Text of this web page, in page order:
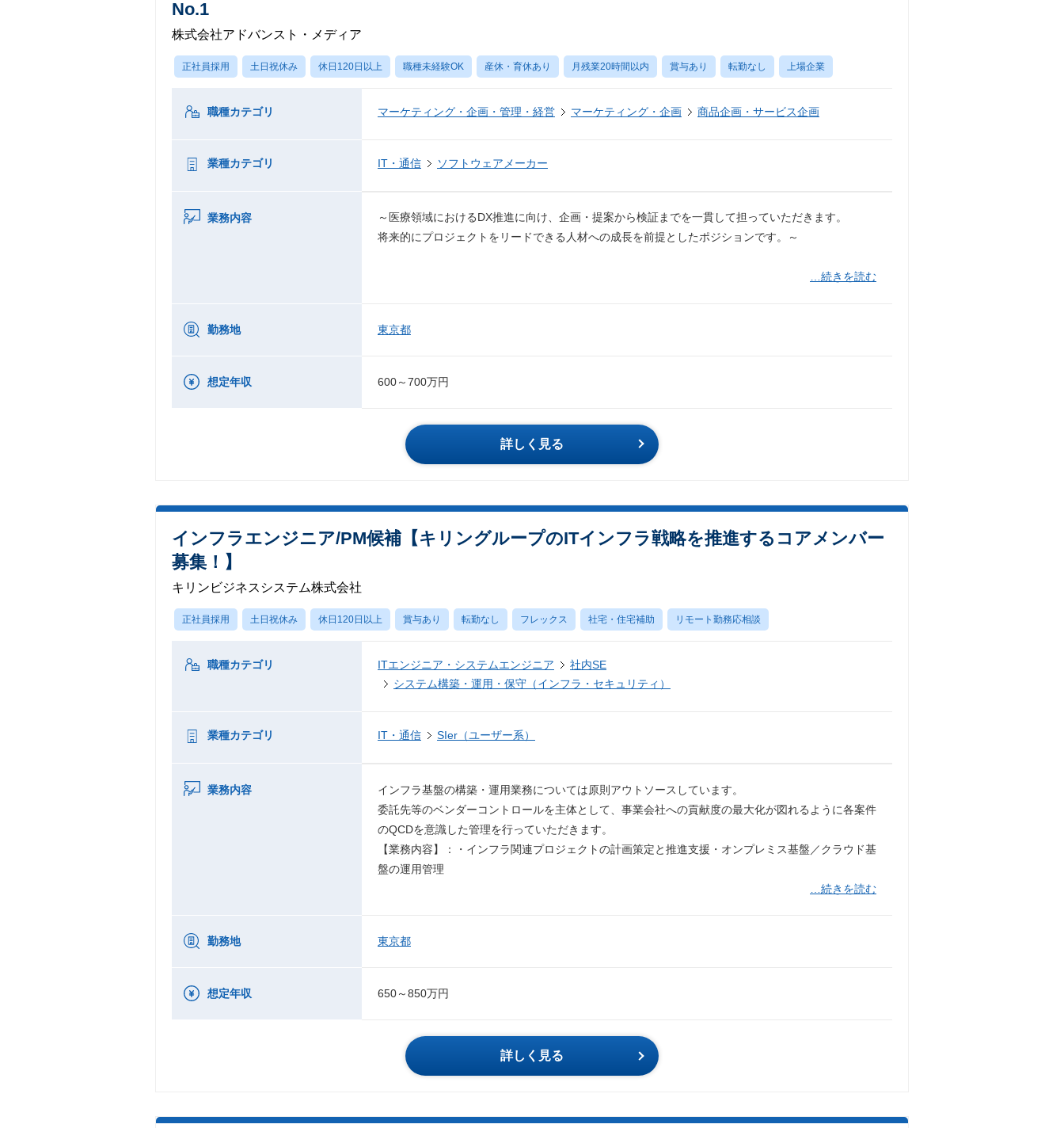
No.1
株式会社アドバンスト・メディア
正社員採用 土日祝休み 休日120日以上 職種未経験OK 産休・育休あり 月残業20時間以内 賞与あり 転勤なし 上場企業
職種カテゴリ マーケティング・企画・管理・経営 マーケティング・企画 商品企画・サービス企画
業種カテゴリ IT・通信 ソフトウェアメーカー
業務内容
～医療領域におけるDX推進に向け、企画・提案から検証までを一貫して担っていただきます。
将来的にプロジェクトをリードできる人材への成長を前提としたポジションです。～
…続きを読む
勤務地 東京都
想定年収 600～700万円
詳しく見る
インフラエンジニア/PM候補【キリングループのITインフラ戦略を推進するコアメンバー
募集！】
キリンビジネスシステム株式会社
正社員採用 土日祝休み 休日120日以上 賞与あり 転勤なし フレックス 社宅・住宅補助 リモート勤務応相談
職種カテゴリ ITエンジニア・システムエンジニア
社内SE
システム構築・運用・保守（インフラ・セキュリティ）
業種カテゴリ IT・通信 SIer（ユーザー系）
業務内容
インフラ基盤の構築・運用業務については原則アウトソースしています。
委託先等のベンダーコントロールを主体として、事業会社への貢献度の最大化が図れるように各案件
のQCDを意識した管理を行っていただきます。
【業務内容】：・インフラ関連プロジェクトの計画策定と推進支援・オンプレミス基盤／クラウド基
盤の運用管理
…続きを読む
勤務地 東京都
想定年収 650～850万円
詳しく見る